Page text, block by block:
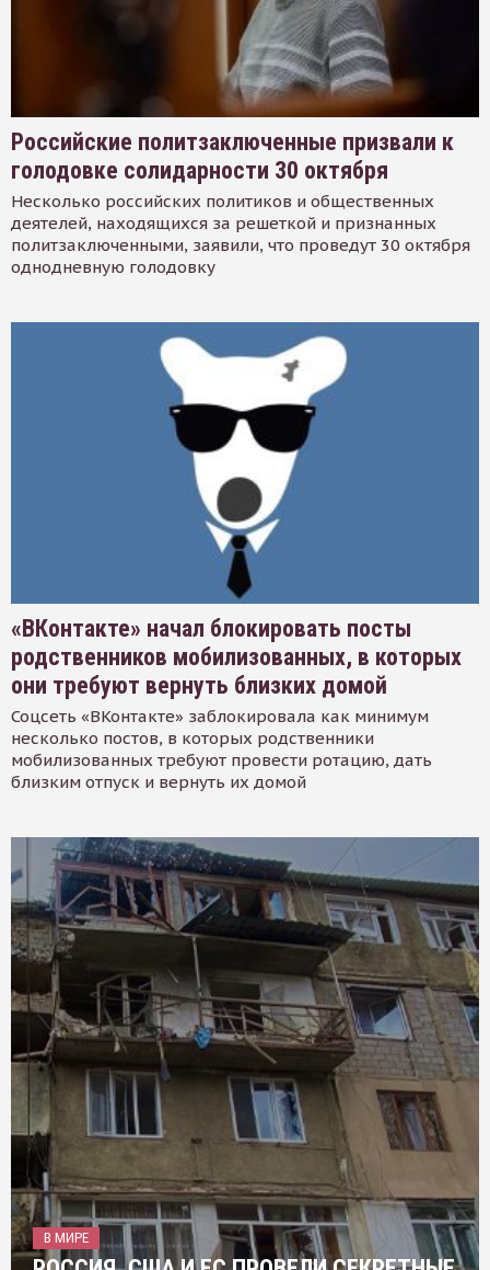
Российские политзаключенные призвали к
голодовке солидарности 30 октября
Несколько российских политиков и общественных
деятелей, находящихся за решеткой и признанных
политзаключенными, заявили, что проведут 30 октября
однодневную голодовку
«ВКонтакте» начал блокировать посты
родственников мобилизованных, в которых
они требуют вернуть близких домой
Соцсеть «ВКонтакте» заблокировала как минимум
несколько постов, в которых родственники
мобилизованных требуют провести ротацию, дать
близким отпуск и вернуть их домой
В МИРЕ